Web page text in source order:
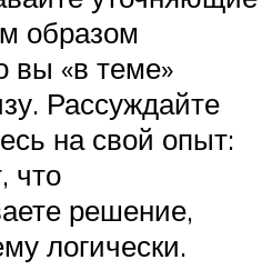
образом
вы «в теме»
Рассуждайте
на свой опыт:
что
решение,
логически.